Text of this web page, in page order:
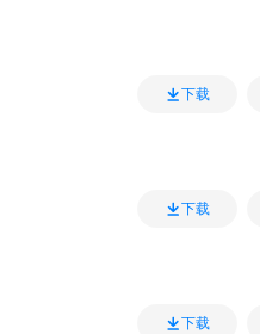
下载
下载
下载